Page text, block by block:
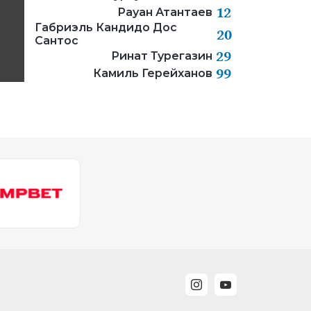
Рауан Атантаев 12
Габриэль Кандидо Дос
Сантос
20
Ринат Турегазин 29
Камиль Герейханов 99